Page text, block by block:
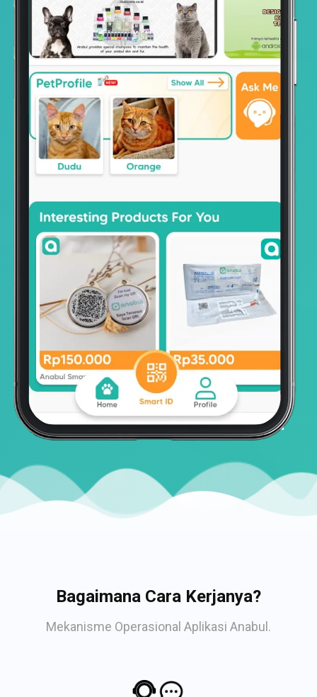
Bagaimana Cara Kerjanya?
Mekanisme Operasional Aplikasi Anabul.